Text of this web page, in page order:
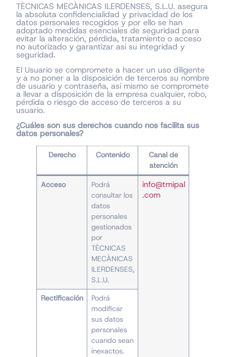
TÈCNICAS MECÀNICAS ILERDENSES, S.L.U. asegura
la absoluta confidencialidad y privacidad de los
datos personales recogidos y por ello se han
adoptado medidas esenciales de seguridad para
evitar la alteración, pérdida, tratamiento o acceso
no autorizado y garantizar así su integridad y
seguridad.
El Usuario se compromete a hacer un uso diligente
y a no poner a la disposición de terceros su nombre
de usuario y contraseña, así mismo se compromete
a llevar a disposición de la empresa cualquier, robo,
pérdida o riesgo de acceso de terceros a su
usuario.
¿Cuáles son sus derechos cuando nos facilita sus
datos personales?
Derecho Contenido
Canal de
atención
Acceso
Podrá
consultar los
datos
personales
gestionados
por
TÈCNICAS
MECÀNICAS
ILERDENSES,
S.L.U.
info@tmipal
.com
Rectificación
Podrá
modificar
sus datos
personales
cuando sean
inexactos.